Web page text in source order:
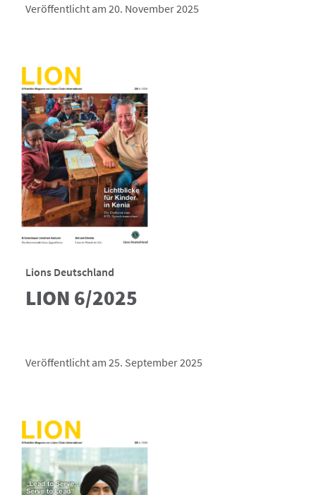
Veröffentlicht am 20. November 2025
Lions Deutschland
LION 6/2025
Veröffentlicht am 25. September 2025